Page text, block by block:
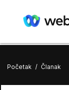
Početak / Članak